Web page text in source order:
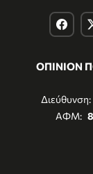
ΟΠΙΝΙΟΝ
Διεύθυνση:
ΑΦΜ: